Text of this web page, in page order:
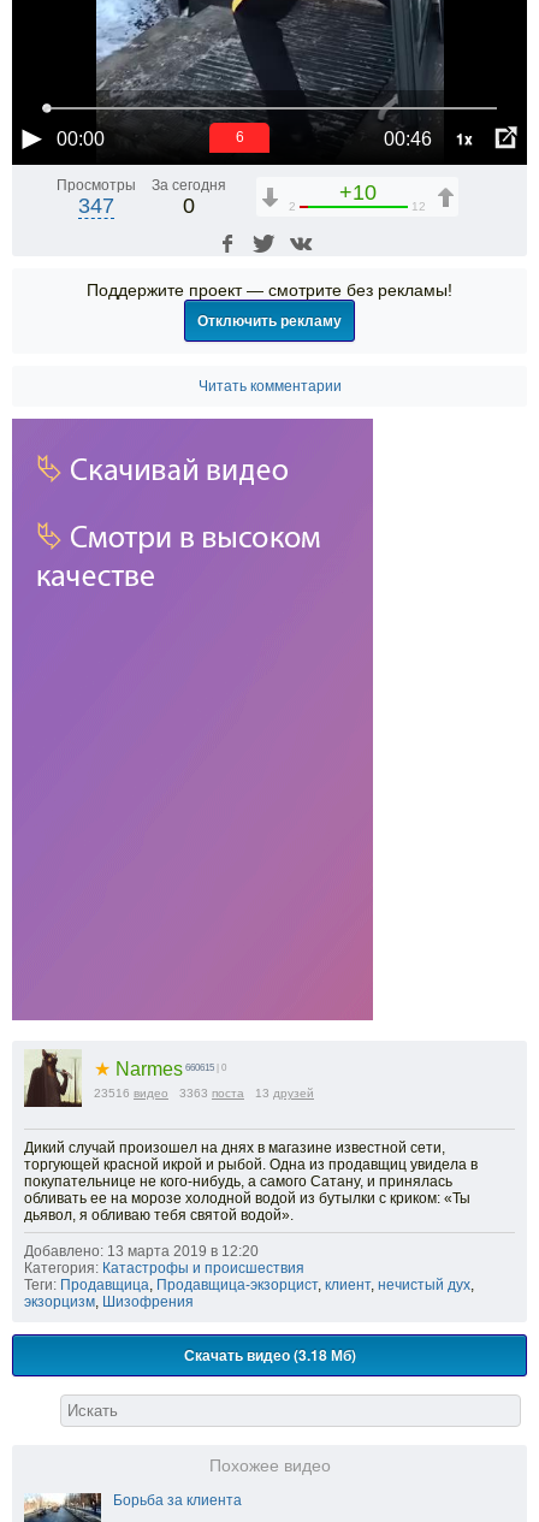
00:00 00:46 1x
5
Просмотры
347
За сегодня
0
+10
2 12
Поддержите проект — смотрите без рекламы!
Отключить рекламу
Читать комментарии
★ Narmes 660615 | 0
23516 видео 3363 поста 13 друзей
Дикий случай произошел на днях в магазине известной сети,
торгующей красной икрой и рыбой. Одна из продавщиц увидела в
покупательнице не кого-нибудь, а самого Сатану, и принялась
обливать ее на морозе холодной водой из бутылки с криком: «Ты
дьявол, я обливаю тебя святой водой».
Добавлено: 13 марта 2019 в 12:20
Категория: Катастрофы и происшествия
Теги: Продавщица Продавщица-экзорцист, клиент, нечистый дух
экзорцизм Шизофрения
Скачать видео (3.18 Мб)
Похожее видео
Борьба за клиента